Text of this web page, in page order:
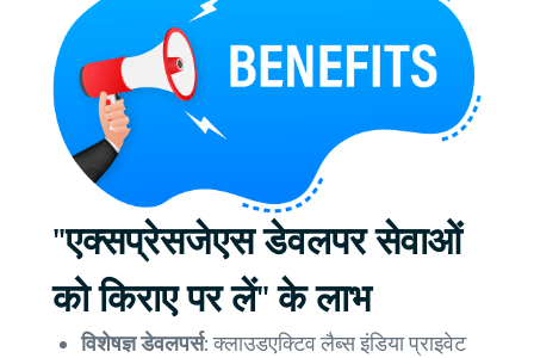
"एक्सप्रेसजेएस डेवलपर सेवाओं
को किराए पर लें" के लाभ
विशेषज्ञ डेवलपर्स:क्लाउडएक्टिव लैब्स इंडिया प्राइवेट